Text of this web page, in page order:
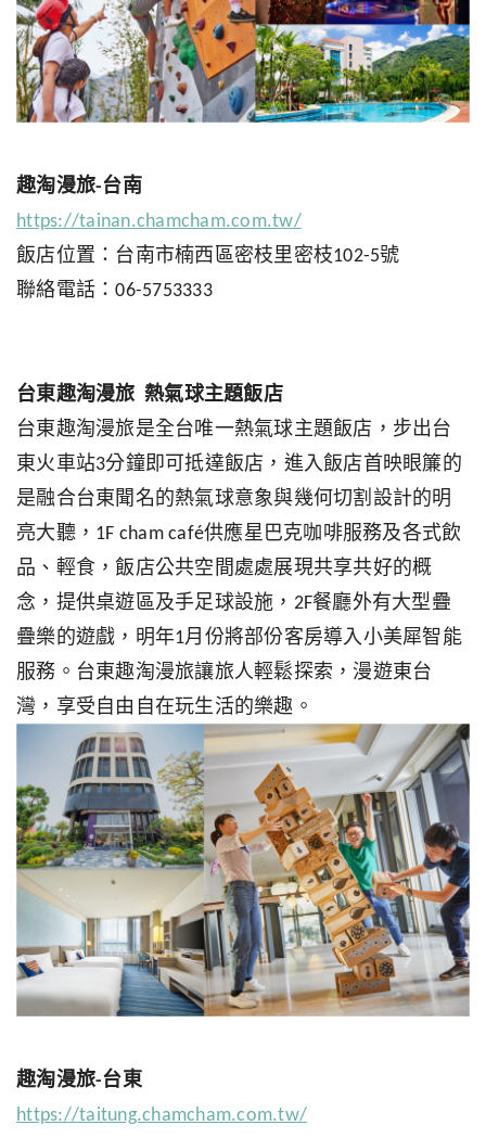
趣淘漫旅-台南
https://tainan.chamcham.com.tw/
飯店位置：台南市楠西區密枝里密枝102-5號
聯絡電話：06-5753333
台東趣淘漫旅 熱氣球主題飯店
台東趣淘漫旅是全台唯一熱氣球主題飯店，步出台
東火車站3分鐘即可抵達飯店，進入飯店首映眼簾的
是融合台東聞名的熱氣球意象與幾何切割設計的明
亮大聽，1F cham café供應星巴克咖啡服務及各式飲
品、輕食，飯店公共空間處處展現共享共好的概
念，提供桌遊區及手足球設施，2F餐廳外有大型疊
疊樂的遊戲，明年1月份將部份客房導入小美犀智能
服務。台東趣淘漫旅讓旅人輕鬆探索，漫遊東台
灣，享受自由自在玩生活的樂趣。
趣淘漫旅-台東
https://taitung.chamcham.com.tw/